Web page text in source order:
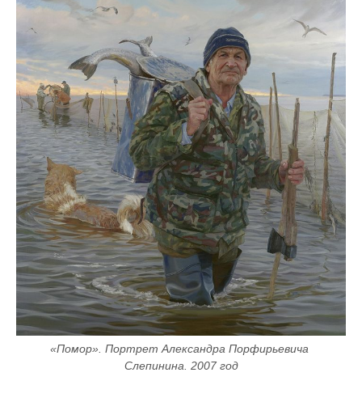
«Помор». Портрет Александра Порфирьевича
Слепинина. 2007 год